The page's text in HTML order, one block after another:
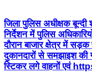
जिला पुलिस अधीक्षक
निर्देशन में पुलिस
दौरान बाजार क्षेत्र में
दुकानदारों से समझाइश की
स्टिकर लगे वाहनों एवं